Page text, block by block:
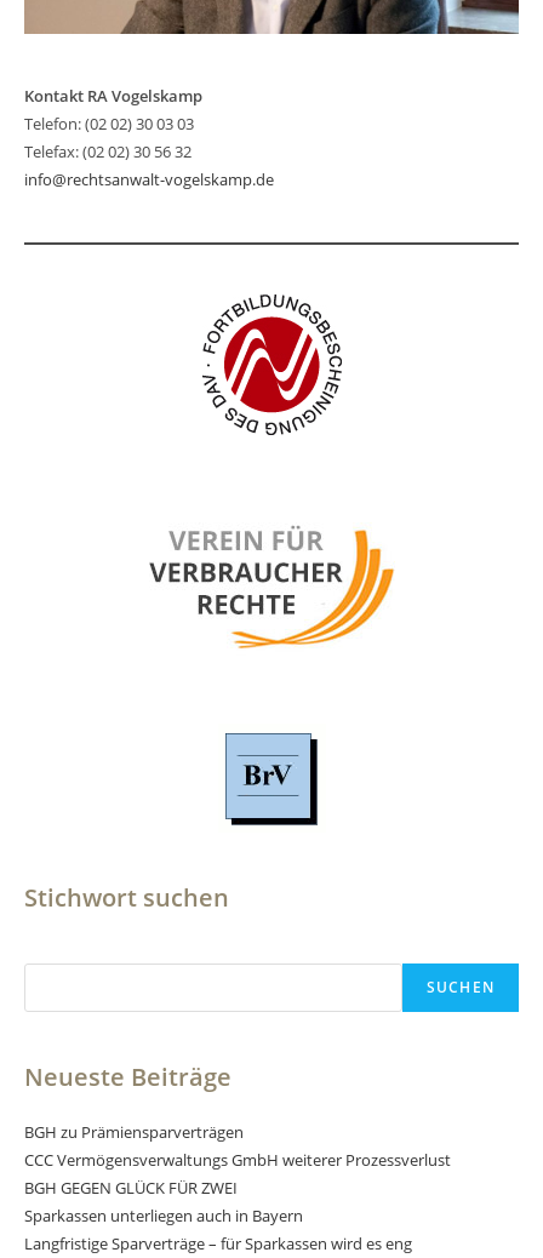
Kontakt RA Vogelskamp
Telefon: (02 02) 30 03 03
Telefax: (02 02) 30 56 32
info@rechtsanwalt-vogelskamp.de
Stichwort suchen
SUCHEN
Neueste Beiträge
BGH zu Prämiensparverträgen
CCC Vermögensverwaltungs GmbH weiterer Prozessverlust
BGH GEGEN GLÜCK FÜR ZWEI
Sparkassen unterliegen auch in Bayern
Langfristige Sparverträge – für Sparkassen wird es eng